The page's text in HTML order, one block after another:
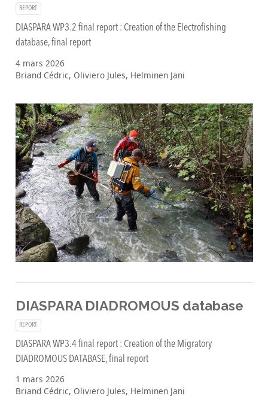
REPORT
DIASPARA WP3.2 final report : Creation of the Electrofishing
database, final report
4 mars 2026
Briand Cédric, Oliviero Jules, Helminen Jani
DIASPARA DIADROMOUS database
REPORT
DIASPARA WP3.4 final report : Creation of the Migratory
DIADROMOUS DATABASE, final report
1 mars 2026
Briand Cédric, Oliviero Jules, Helminen Jani